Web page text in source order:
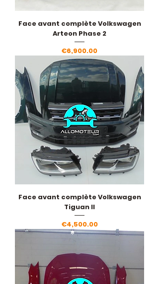
Face avant complète Volkswagen
Arteon Phase 2
Price
€6,900.00
Face avant complète Volkswagen
Tiguan II
Price
€4,500.00